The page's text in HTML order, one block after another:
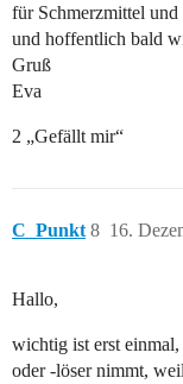
für Schmerzmittel und
und hoffentlich bald
Gruß
Eva
2 „Gefällt mir“
C_Punkt 16.
8
Hallo,
wichtig ist erst
oder -löser nimmt,